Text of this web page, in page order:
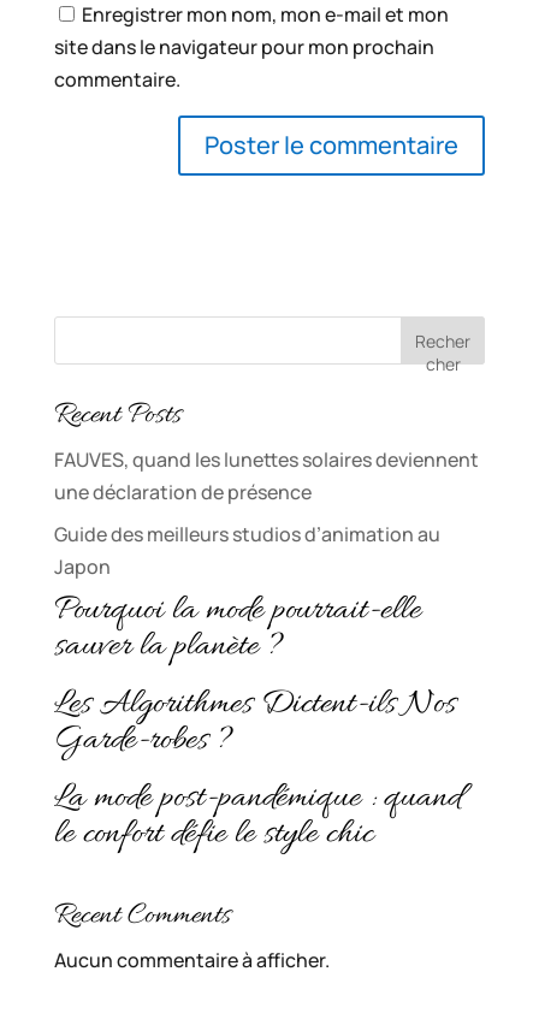
Enregistrer mon nom, mon e-mail et mon
site dans le navigateur pour mon prochain
commentaire.
Recher
cher
Recent Posts
FAUVES, quand les lunettes solaires deviennent
une déclaration de présence
Guide des meilleurs studios d’animation au
Japon
Pourquoi la mode pourrait-elle
sauver la planète ?
Les Algorithmes Dictent-ils Nos
Garde-robes ?
La mode post-pandémique : quand
le confort défie le style chic
Recent Comments
Aucun commentaire à afficher.